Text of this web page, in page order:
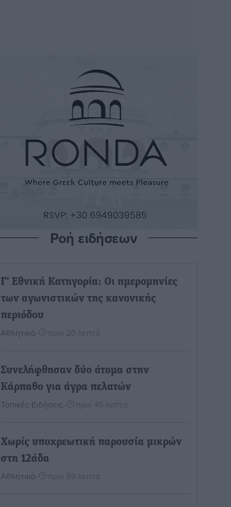
Ροή ειδήσεων
Γ’ Εθνική Κατηγορία: Οι ημερομηνίες
των αγωνιστικών της κανονικής
περιόδου
Αθλητικά πριν 20 λεπτά
Συνελήφθησαν δύο άτομα στην
Κάρπαθο για άγρα πελατών
Τοπικές Ειδήσεις πριν 45 λεπτά
Χωρίς υποχρεωτική παρουσία μικρών
στη 12άδα
Αθλητικά πριν 59 λεπτά